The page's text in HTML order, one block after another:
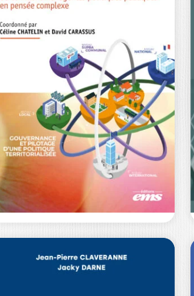
Y CROIRE
PASCALE BAUSSANT
Un jour, un médecin nous a annoncé
que notre petit garçon était atteint…
12,00€